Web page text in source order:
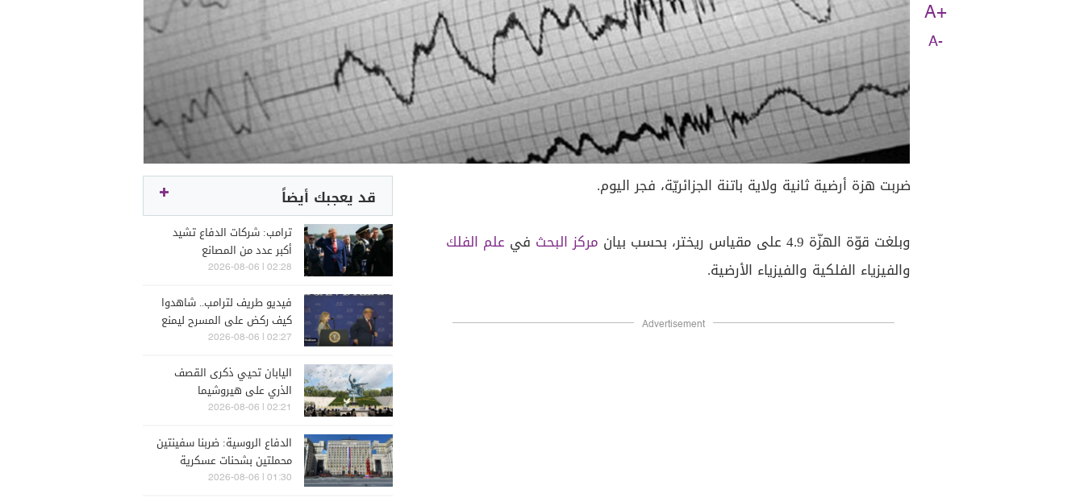
A+
A-
ضربت هزة أرضية ثانية ولاية باتنة الجزائريّة، فجر اليوم.
وبلغت قوّة الهزّة 4.9 على مقياس ريختر، بحسب بيان مركز البحث في علم الفلك
والفيزياء الفلكية والفيزياء الأرضية.
Advertisement
قد يعجبك أيضاً
ترامب: شركات الدفاع تشيد
أكبر عدد من المصانع
02:28 | 2026-08-06
فيديو طريف لترامب.. شاهدوا
كيف ركض على المسرح ليمنع
سقوط طفل
02:27 | 2026-08-06
اليابان تحيي ذكرى القصف
الذري على هيروشيما
02:21 | 2026-08-06
الدفاع الروسية: ضربنا سفينتين
محملتين بشحنات عسكرية
01:30 | 2026-08-06